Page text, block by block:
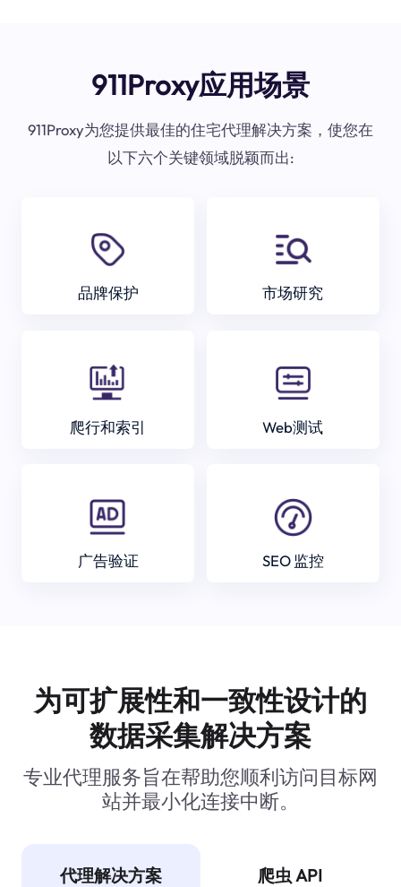
911Proxy应用场景
911Proxy为您提供最佳的住宅代理解决方案，使您在
以下六个关键领域脱颖而出:
品牌保护 市场研究
爬行和索引 Web测试
广告验证 SEO 监控
为可扩展性和一致性设计的
数据采集解决方案
专业代理服务旨在帮助您顺利访问目标网
站并最小化连接中断。
代理解决方案 爬虫 API